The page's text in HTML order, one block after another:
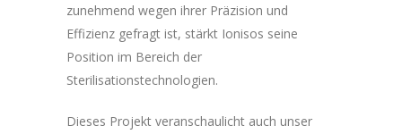
zunehmend wegen ihrer Präzision und
Effizienz gefragt ist, stärkt Ionisos seine
Position im Bereich der
Sterilisationstechnologien.
Dieses Projekt veranschaulicht auch unser